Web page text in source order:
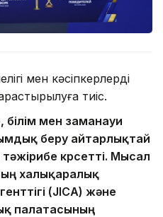
мен кәсіпкерлерді
тиіс.
білім мен заманауи
беру айтарлықтай
көрсетті. Мысал
халықаралық
(JICA) және
палатасының